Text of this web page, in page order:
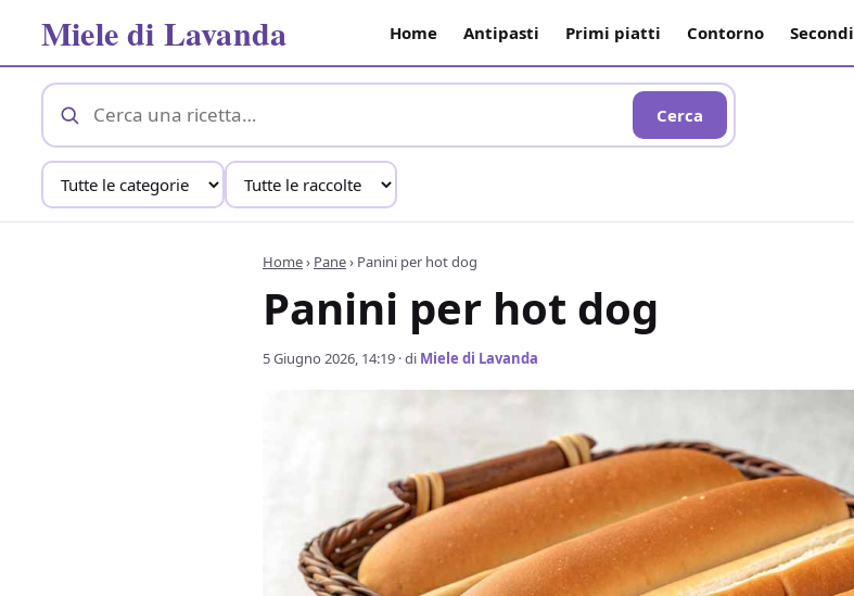
Miele di Lavanda Home Antipasti Primi piatti Contorno Secondi
Cerca
Home› Pane› Panini per hot dog
Panini per hot dog
5 Giugno 2026, 14:19 · di Miele di Lavanda